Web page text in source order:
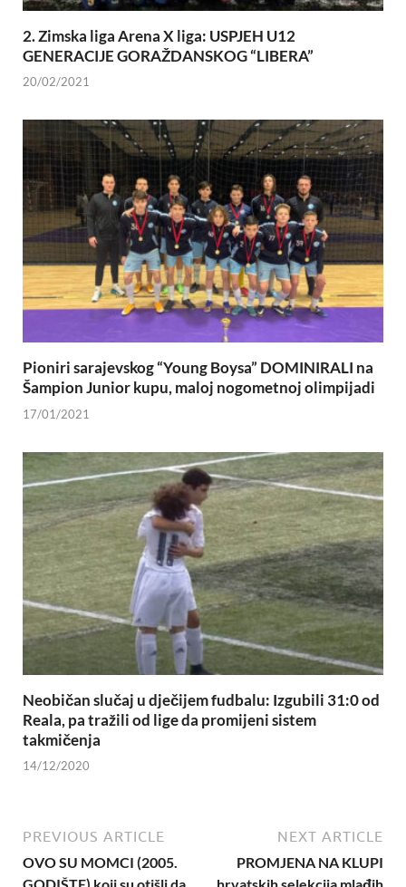
2. Zimska liga Arena X liga: USPJEH U12
GENERACIJE GORAŽDANSKOG “LIBERA”
20/02/2021
Pioniri sarajevskog “Young Boysa” DOMINIRALI na
Šampion Junior kupu, maloj nogometnoj olimpijadi
17/01/2021
Neobičan slučaj u dječijem fudbalu: Izgubili 31:0 od
Reala, pa tražili od lige da promijeni sistem
takmičenja
14/12/2020
PREVIOUS ARTICLE
OVO SU MOMCI (2005.
NEXT ARTICLE
PROMJENA NA KLUPI